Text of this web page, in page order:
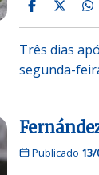
Três dias
segunda-
Publicado